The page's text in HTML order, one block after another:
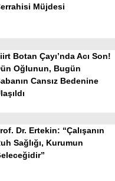
Müjdesi
Botan Çayı’nda Acı Son!
Oğlunun, Bugün
Cansız Bedenine
Dr. Ertekin: “Çalışanın
Sağlığı, Kurumun